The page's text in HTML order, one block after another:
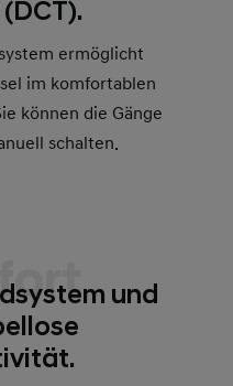
ermöglicht
im komfortablen
können die Gänge
schalten.
und